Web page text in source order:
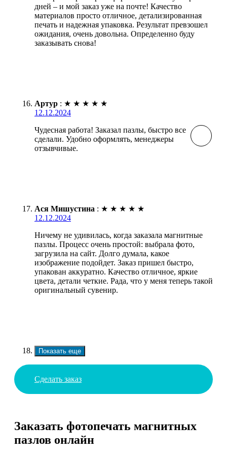
дней – и мой заказ уже на почте! Качество
материалов просто отличное, детализированная
печать и надежная упаковка. Результат превзошел
ожидания, очень довольна. Определенно буду
заказывать снова!
Артур : ★ ★ ★ ★ ★
12.12.2024
Чудесная работа! Заказал пазлы, быстро все
сделали. Удобно оформлять, менеджеры
отзывчивые.
Ася Мишустина : ★ ★ ★ ★ ★
12.12.2024
Ничему не удивилась, когда заказала магнитные
пазлы. Процесс очень простой: выбрала фото,
загрузила на сайт. Долго думала, какое
изображение подойдет. Заказ пришел быстро,
упакован аккуратно. Качество отличное, яркие
цвета, детали четкие. Рада, что у меня теперь такой
оригинальный сувенир.
Показать еще
Сделать заказ
Заказать фотопечать магнитных
пазлов онлайн